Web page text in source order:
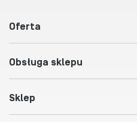
Oferta
Obsługa sklepu
Sklep